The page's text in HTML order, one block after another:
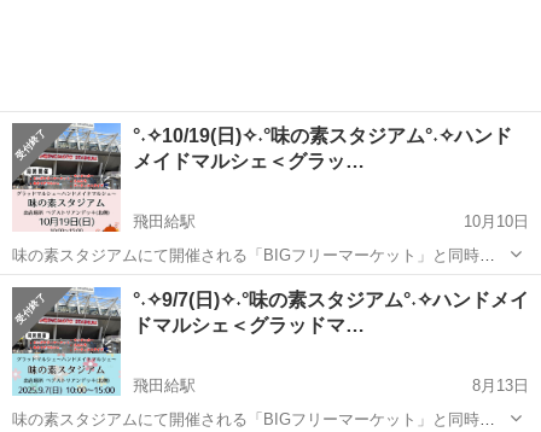
°˖✧10/19(日)✧˖°味の素スタジアム°˖✧ハンド
メイドマルシェ＜グラッ…
飛田給駅
10月10日
味の素スタジアムにて開催される「BIGフリーマーケット」と同時開
催 ☆彡グラッドマルシェ for ハンドメイド☆彡 ハンドメイド作家が制
作したオリジナルアクセサリー・小物などアート作品 お目当ての素敵
なな作...
東京 調布市 飛田給駅 その他 ハンドメイド
°˖✧9/7(日)✧˖°味の素スタジアム°˖✧ハンドメイ
ドマルシェ＜グラッドマ…
飛田給駅
8月13日
味の素スタジアムにて開催される「BIGフリーマーケット」と同時開